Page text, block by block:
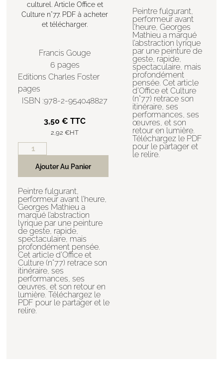
Peintre fulgurant,
performeur avant
l’heure, Georges
Mathieu a marqué
l’abstraction lyrique
par une peinture de
geste, rapide,
spectaculaire, mais
profondément
pensée. Cet article
d’Office et Culture
(n°77) retrace son
itinéraire, ses
performances, ses
œuvres, et son
retour en lumière.
Téléchargez le PDF
pour le partager et
le relire.
culturel. Article Office et
Culture n°77. PDF à acheter
et télécharger.
Francis Gouge
6 pages
Editions Charles Foster
pages
ISBN :978-2-954048827
3,50€ TTC
2,92€HT
Ajouter Au Panier
Peintre fulgurant,
performeur avant l’heure,
Georges Mathieu a
marqué l’abstraction
lyrique par une peinture
de geste, rapide,
spectaculaire, mais
profondément pensée.
Cet article d’Office et
Culture (n°77) retrace son
itinéraire, ses
performances, ses
œuvres, et son retour en
lumière. Téléchargez le
PDF pour le partager et le
relire.